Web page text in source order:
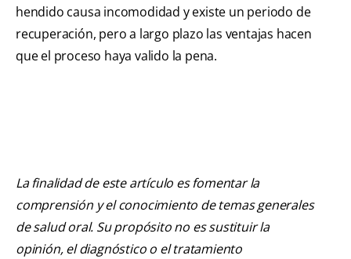
hendido causa incomodidad y existe un periodo de
recuperación, pero a largo plazo las ventajas hacen
que el proceso haya valido la pena.
La finalidad de este artículo es fomentar la
comprensión y el conocimiento de temas generales
de salud oral. Su propósito no es sustituir la
opinión, el diagnóstico o el tratamiento